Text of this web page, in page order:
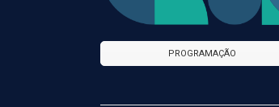
PROGRAMAÇÃO